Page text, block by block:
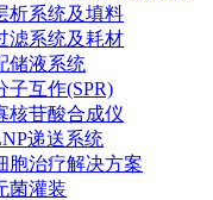
析系统及填料
滤系统及耗材
储液系统
子互作(SPR)
核苷酸合成仪
递送系统
胞治疗解决方案
菌灌装